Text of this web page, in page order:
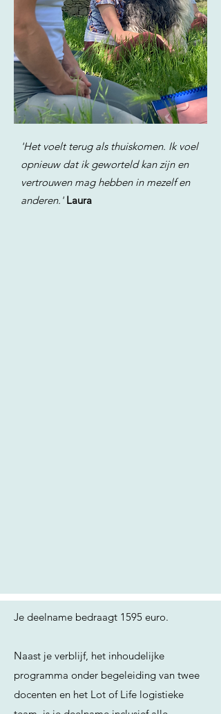
'Het voelt terug als thuiskomen. Ik voel
opnieuw dat ik geworteld kan zijn en
vertrouwen mag hebben in mezelf en
anderen.' Laura
Je deelname bedraagt 1595 euro.
Naast je verblijf, het inhoudelijke
programma onder begeleiding van twee
docenten en het Lot of Life logistieke